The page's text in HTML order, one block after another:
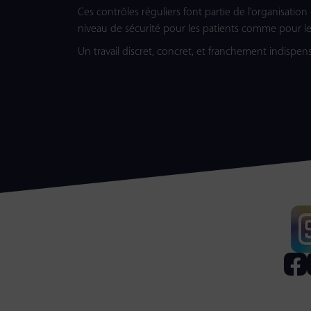
Ces contrôles réguliers font partie de
niveau de sécurité pour les patients comme pour
Un travail discret, concret, et franchement